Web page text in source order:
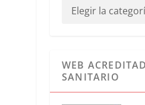
WEB
SANITARIO